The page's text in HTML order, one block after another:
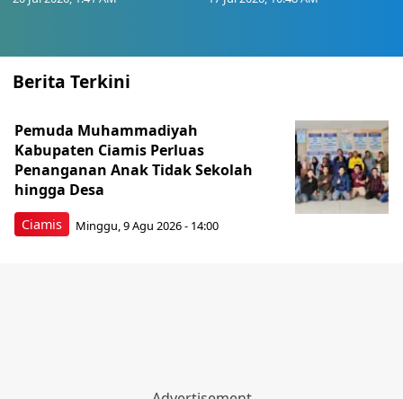
Berita Terkini
Ciamis
Pemuda Muhammadiyah
Kabupaten Ciamis Perluas
Penanganan Anak Tidak Sekolah
hingga Desa
Minggu, 9 Agu 2026 - 14:00